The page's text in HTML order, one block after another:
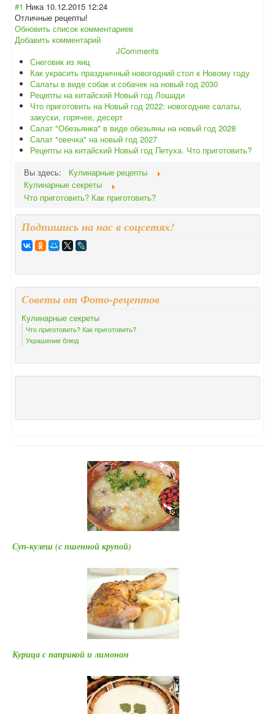
#1 Ника 10.12.2015 12:24
Отличные рецепты!
Обновить список комментариев
Добавить комментарий
JComments
Снеговик из яиц
Как украсить праздничный новогодний стол к Новому году
Салаты в виде собак и собачек на новый год 2030
Рецепты на китайский Новый год Лошади
Что приготовить на Новый год 2022: новогодние салаты,
закуски, горячее, десерт
Салат "Обезьянка" в виде обезьяны на новый год 2028
Салат "овечка" на новый год 2027
Рецепты на китайский Новый год Петуха. Что приготовить?
Вы здесь:
Кулинарные рецепты
Кулинарные секреты
Что приготовить? Как приготовить?
Подпишись на нас в соцсетях!
Cоветы от Фото-рецептов
Кулинарные секреты
Что приготовить? Как приготовить?
Украшение блюд
Суп-кулеш (с пшенной крупой)
Курица с паприкой и лимоном